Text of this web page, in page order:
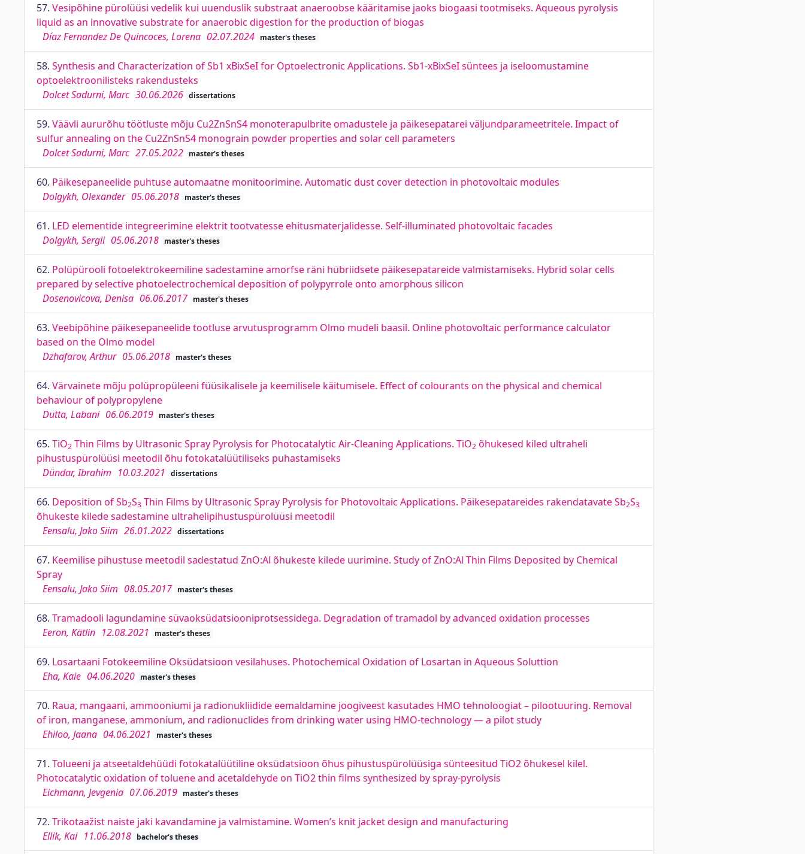
57. Vesipõhine pürolüüsi vedelik kui uuenduslik substraat anaeroobse kääritamise jaoks biogaasi tootmiseks. Aqueous pyrolysis
liquid as an innovative substrate for anaerobic digestion for the production of biogas
Díaz Fernandez De Quincoces, Lorena 02.07.2024 master's theses
58. Synthesis and Characterization of Sb1 xBixSeI for Optoelectronic Applications. Sb1-xBixSeI süntees ja iseloomustamine
optoelektroonilisteks rakendusteks
Dolcet Sadurni, Marc 30.06.2026 dissertations
59. Väävli aururõhu töötluste mõju Cu2ZnSnS4 monoterapulbrite omadustele ja päikesepatarei väljundparameetritele. Impact of
sulfur annealing on the Cu2ZnSnS4 monograin powder properties and solar cell parameters
Dolcet Sadurni, Marc 27.05.2022 master's theses
60. Päikesepaneelide puhtuse automaatne monitoorimine. Automatic dust cover detection in photovoltaic modules
Dolgykh, Olexander 05.06.2018 master's theses
61. LED elementide integreerimine elektrit tootvatesse ehitusmaterjalidesse. Self-illuminated photovoltaic facades
Dolgykh, Sergii 05.06.2018 master's theses
62. Polüpürooli fotoelektrokeemiline sadestamine amorfse räni hübriidsete päikesepatareide valmistamiseks. Hybrid solar cells
prepared by selective photoelectrochemical deposition of polypyrrole onto amorphous silicon
Dosenovicova, Denisa 06.06.2017 master's theses
63. Veebipõhine päikesepaneelide tootluse arvutusprogramm Olmo mudeli baasil. Online photovoltaic performance calculator
based on the Olmo model
Dzhafarov, Arthur 05.06.2018 master's theses
64. Värvainete mõju polüpropüleeni füüsikalisele ja keemilisele käitumisele. Effect of colourants on the physical and chemical
behaviour of polypropylene
Dutta, Labani 06.06.2019 master's theses
65. TiO2 Thin Films by Ultrasonic Spray Pyrolysis for Photocatalytic Air-Cleaning Applications. TiO2 õhukesed kiled ultraheli
pihustuspürolüüsi meetodil õhu fotokatalüütiliseks puhastamiseks
Dündar, Ibrahim 10.03.2021 dissertations
66. Deposition of Sb2S3 Thin Films by Ultrasonic Spray Pyrolysis for Photovoltaic Applications. Päikesepatareides rakendatavate Sb2S3
õhukeste kilede sadestamine ultrahelipihustuspürolüüsi meetodil
Eensalu, Jako Siim 26.01.2022 dissertations
67. Keemilise pihustuse meetodil sadestatud ZnO:Al õhukeste kilede uurimine. Study of ZnO:Al Thin Films Deposited by Chemical
Spray
Eensalu, Jako Siim 08.05.2017 master's theses
68. Tramadooli lagundamine süvaoksüdatsiooniprotsessidega. Degradation of tramadol by advanced oxidation processes
Eeron, Kätlin 12.08.2021 master's theses
69. Losartaani Fotokeemiline Oksüdatsioon vesilahuses. Photochemical Oxidation of Losartan in Aqueous Soluttion
Eha, Kaie 04.06.2020 master's theses
70. Raua, mangaani, ammooniumi ja radionukliidide eemaldamine joogiveest kasutades HMO tehnoloogiat – pilootuuring. Removal
of iron, manganese, ammonium, and radionuclides from drinking water using HMO-technology — a pilot study
Ehiloo, Jaana 04.06.2021 master's theses
71. Tolueeni ja atseetaldehüüdi fotokatalüütiline oksüdatsioon õhus pihustuspürolüüsiga sünteesitud TiO2 õhukesel kilel.
Photocatalytic oxidation of toluene and acetaldehyde on TiO2 thin films synthesized by spray-pyrolysis
Eichmann, Jevgenia 07.06.2019 master's theses
72. Trikotaažist naiste jaki kavandamine ja valmistamine. Women’s knit jacket design and manufacturing
Ellik, Kai 11.06.2018 bachelor's theses